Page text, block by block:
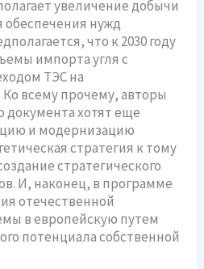
увеличение добычи
обеспечения нужд
что к 2030 году
импорта угля с
ТЭС на
всему прочему, авторы
документа хотят еще
и модернизацию
стратегия к тому
стратегического
И, наконец, в программе
отечественной
в европейскую путем
потенциала собственной